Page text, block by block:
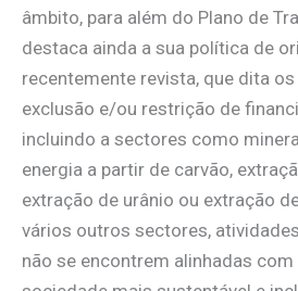
âmbito, para além do Plano de
destaca ainda a sua política de
recentemente revista, que dita
exclusão e/ou restrição de
incluindo a sectores como
energia a partir de carvão,
extração de urânio ou extração
vários outros sectores,
não se encontrem alinhadas